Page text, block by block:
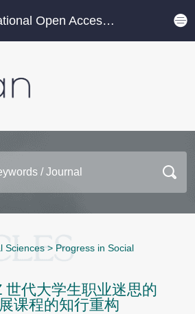
International Open Access Journal Platform
Sciences > Progress in Social
世代大学生职业迷思的
课程的知行重构